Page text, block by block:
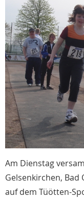
Am Dienstag
Gelsenkirchen, Bad
auf dem Tüötten-